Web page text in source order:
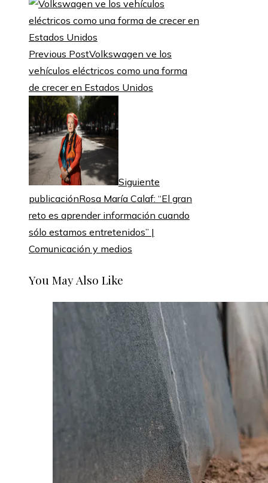
Previous PostVolkswagen ve los
vehículos eléctricos como una forma
de crecer en Estados Unidos
Siguiente
publicaciónRosa María Calaf: “El gran
reto es aprender información cuando
sólo estamos entretenidos” |
Comunicación y medios
You May Also Like